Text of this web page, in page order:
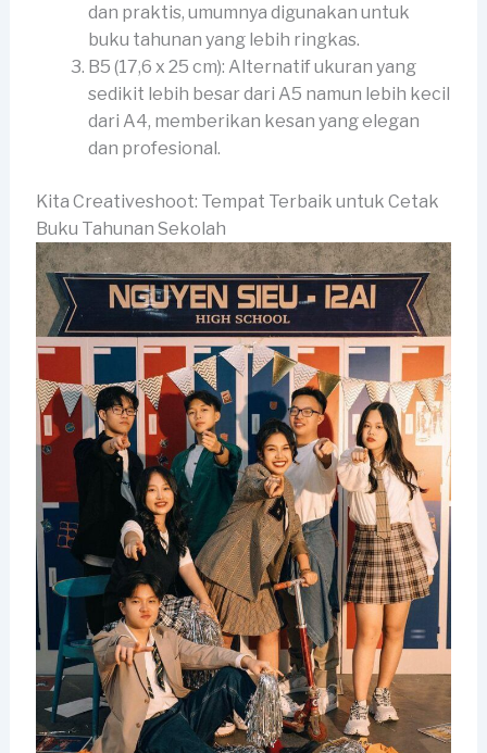
dan praktis, umumnya digunakan untuk
buku tahunan yang lebih ringkas.
B5 (17,6 x 25 cm): Alternatif ukuran yang
sedikit lebih besar dari A5 namun lebih kecil
dari A4, memberikan kesan yang elegan
dan profesional.
Kita Creativeshoot: Tempat Terbaik untuk Cetak
Buku Tahunan Sekolah